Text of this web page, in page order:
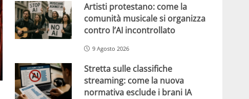
Artisti protestano: come la
comunità musicale si organizza
contro l’AI incontrollato
9 Agosto 2026
Stretta sulle classifiche
streaming: come la nuova
normativa esclude i brani IA